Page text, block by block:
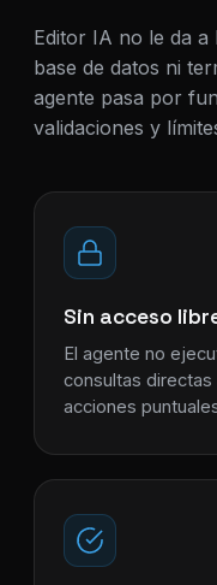
Editor IA no le da
base de datos ni
agente pasa por
validaciones y
Sin acceso
El agente no
consultas directas
acciones